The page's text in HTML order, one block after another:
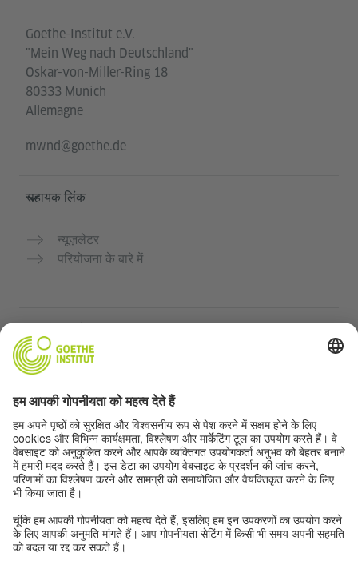
Goethe-Institut e.V.
"Mein Weg nach Deutschland"
Oskar-von-Miller-Ring 18
80333 Munich
Allemagne
mwnd@goethe.de
सहायक लिंक
न्यूज़लेटर
परियोजना के बारे में
जर्मन भाषा का अभ्यास मुफ्त में करें
गोएथे संस्थान के जर्मन पाठ्यक्रम
शिक्षक पोर्टल "Deutschstunde"
गोपनीयता और सुगम्यता
गोपनीयता सेटिंग्स